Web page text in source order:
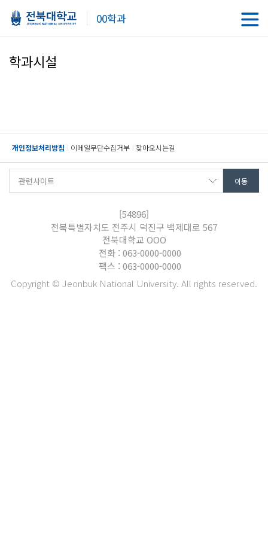
00학과
학과시설
개인정보처리방침 이메일무단수집거부 찾아오시는길
[54896]
전북특별자치도 전주시 덕진구 백제대로 567
전북대학교 OOO
전화 : 063-0000-0000
팩스 : 063-0000-0000
Copyright © Jeonbuk National University. All rights reserved.